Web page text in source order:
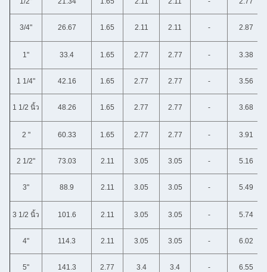
3/4" 26.67 1.65 2.11 2.11 - 2.87
1" 33.4 1.65 2.77 2.77 - 3.38
1 1/4" 42.16 1.65 2.77 2.77 - 3.56
1 1/2 นิ้ว 48.26 1.65 2.77 2.77 - 3.68
2 " 60.33 1.65 2.77 2.77 - 3.91
2 1/2" 73.03 2.11 3.05 3.05 - 5.16
3" 88.9 2.11 3.05 3.05 - 5.49
3 1/2 นิ้ว 101.6 2.11 3.05 3.05 - 5.74
4" 114.3 2.11 3.05 3.05 - 6.02
5" 141.3 2.77 3.4 3.4 - 6.55